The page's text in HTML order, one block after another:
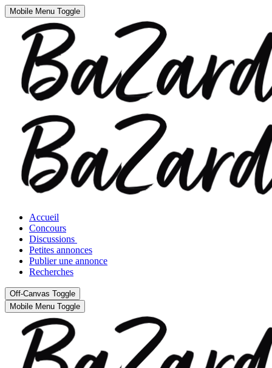
Mobile Menu Toggle
Accueil
Concours
Discussions
Petites annonces
Publier une annonce
Recherches
Off-Canvas Toggle
Mobile Menu Toggle